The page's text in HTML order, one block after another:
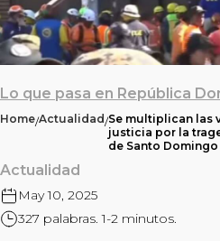
Lo que pasa en República
Home/Actualidad/Se multiplican las
justicia por la
de Santo Domingo
Actualidad
May 10, 2025
327 palabras. 1-2 minutos.